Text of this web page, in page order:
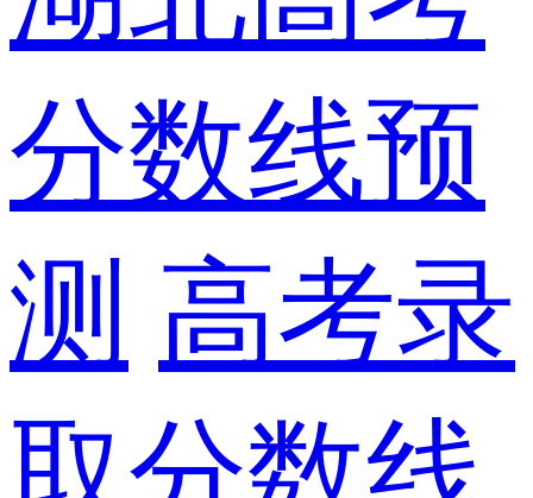
分数线预
测 高考录